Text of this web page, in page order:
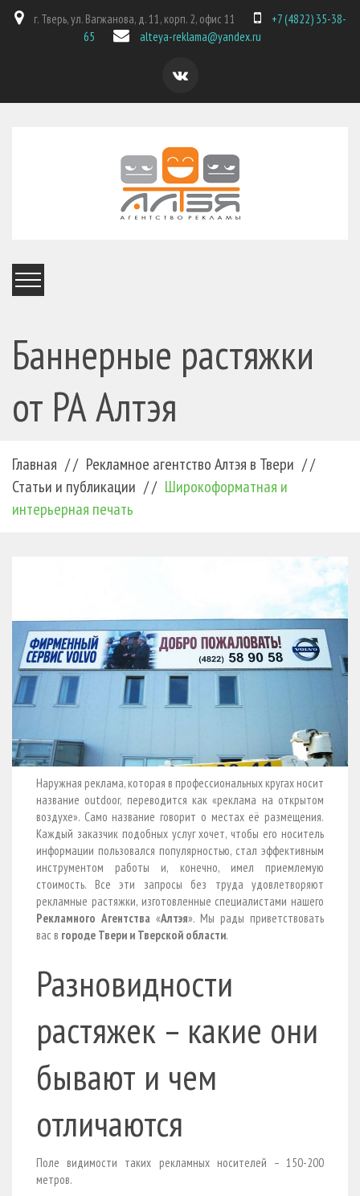
г. Тверь, ул. Вагжанова, д. 11, корп. 2, офис 11
+7 (4822) 35-38-
65
alteya-reklama@yandex.ru
Баннерные растяжки
от РА Алтэя
Главная / / Рекламное агентство Алтэя в Твери / /
Статьи и публикации / / Широкоформатная и
интерьерная печать
Наружная реклама, которая в профессиональных кругах носит
название outdoor, переводится как «реклама на открытом
воздухе». Само название говорит о местах её размещения.
Каждый заказчик подобных услуг хочет, чтобы его носитель
информации пользовался популярностью, стал эффективным
инструментом работы и, конечно, имел приемлемую
стоимость. Все эти запросы без труда удовлетворяют
рекламные растяжки, изготовленные специалистами нашего
Рекламного Агентства «Алтэя». Мы рады приветствовать
вас в городе Твери и Тверской области.
Разновидности
растяжек – какие они
бывают и чем
отличаются
Поле видимости таких рекламных носителей – 150-200
метров.